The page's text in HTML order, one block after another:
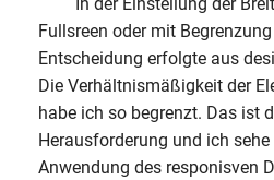
In der Einstellung der
Fullsreen oder mit
Entscheidung erfolgte aus
Die Verhältnismäßigkeit der
habe ich so begrenzt. Das ist
Herausforderung und ich
Anwendung des responisven